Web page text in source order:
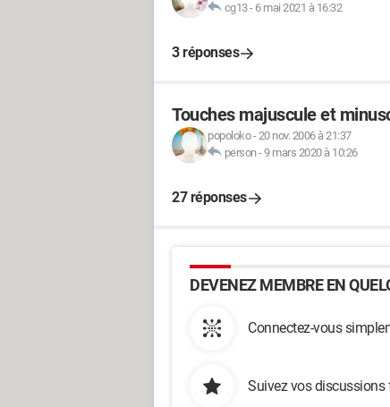
cg13- 6 mai 2021 à 16:32
3 réponses
Touches majuscule et
popoloko-20 nov. 2006 à 21:37
person-9 mars 2020 à 10:26
27 réponses
DEVENEZ MEMBRE EN
Connectez-vous
Suivez vos discussions